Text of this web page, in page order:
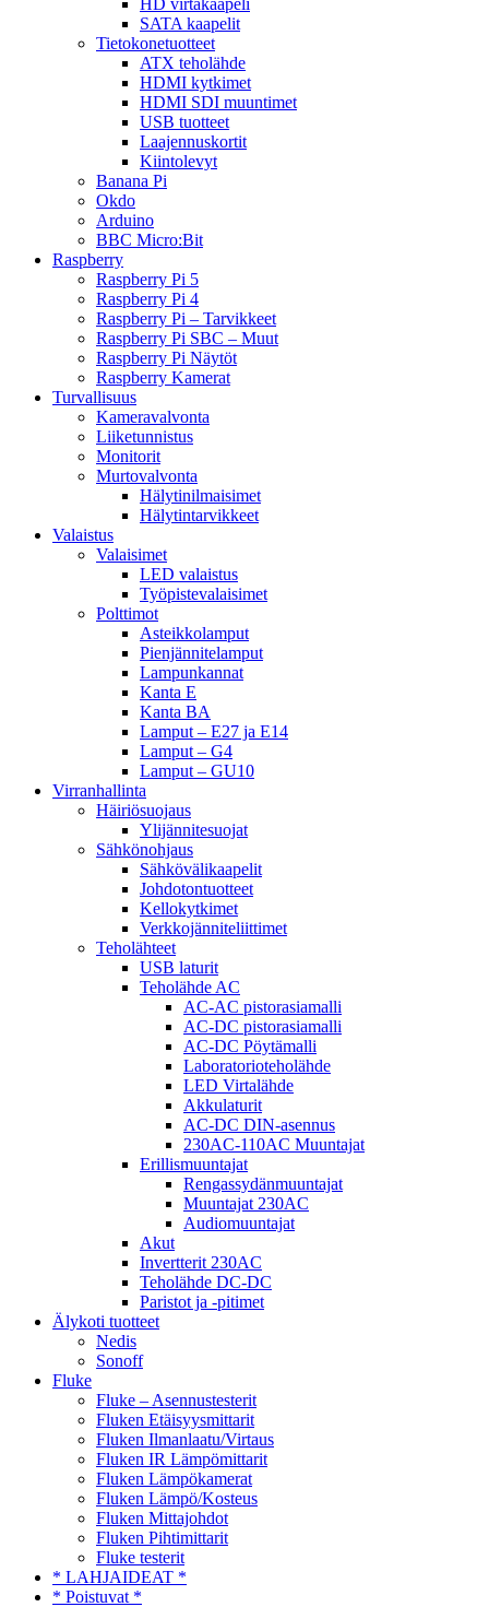
SATA kaapelit
Tietokonetuotteet
ATX teholähde
HDMI kytkimet
HDMI SDI muuntimet
USB tuotteet
Laajennuskortit
Kiintolevyt
Banana Pi
Okdo
Arduino
BBC Micro:Bit
Raspberry
Raspberry Pi 5
Raspberry Pi 4
Raspberry Pi – Tarvikkeet
Raspberry Pi SBC – Muut
Raspberry Pi Näytöt
Raspberry Kamerat
Turvallisuus
Kameravalvonta
Liiketunnistus
Monitorit
Murtovalvonta
Hälytinilmaisimet
Hälytintarvikkeet
Valaistus
Valaisimet
LED valaistus
Työpistevalaisimet
Polttimot
Asteikkolamput
Pienjännitelamput
Lampunkannat
Kanta E
Kanta BA
Lamput – E27 ja E14
Lamput – G4
Lamput – GU10
Virranhallinta
Häiriösuojaus
Ylijännitesuojat
Sähkönohjaus
Sähkövälikaapelit
Johdotontuotteet
Kellokytkimet
Verkkojänniteliittimet
Teholähteet
USB laturit
Teholähde AC
AC-AC pistorasiamalli
AC-DC pistorasiamalli
AC-DC Pöytämalli
Laboratorioteholähde
LED Virtalähde
Akkulaturit
AC-DC DIN-asennus
230AC-110AC Muuntajat
Erillismuuntajat
Rengassydänmuuntajat
Muuntajat 230AC
Audiomuuntajat
Akut
Invertterit 230AC
Teholähde DC-DC
Paristot ja -pitimet
Älykoti tuotteet
Nedis
Sonoff
Fluke
Fluke – Asennustesterit
Fluken Etäisyysmittarit
Fluken Ilmanlaatu/Virtaus
Fluken IR Lämpömittarit
Fluken Lämpökamerat
Fluken Lämpö/Kosteus
Fluken Mittajohdot
Fluken Pihtimittarit
Fluke testerit
* LAHJAIDEAT *
* Poistuvat *